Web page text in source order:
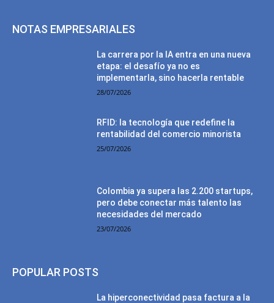
NOTAS EMPRESARIALES
La carrera por la IA entra en una nueva
etapa: el desafío ya no es
implementarla, sino hacerla rentable
28/07/2026
RFID: la tecnología que redefine la
rentabilidad del comercio minorista
25/07/2026
Colombia ya supera las 2.200 startups,
pero debe conectar más talento las
necesidades del mercado
23/07/2026
POPULAR POSTS
La hiperconectividad pasa factura a la